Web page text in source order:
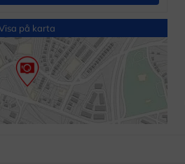
på karta